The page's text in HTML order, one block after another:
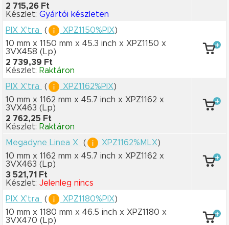
2 715,26 Ft
Készlet: Gyártói készleten
PIX X'tra
( XPZ1150%PIX)
10 mm x 1150 mm x 45.3 inch x XPZ1150 x
3VX458 (Lp)
2 739,39 Ft
Készlet: Raktáron
PIX X'tra
( XPZ1162%PIX)
10 mm x 1162 mm x 45.7 inch x XPZ1162 x
3VX463 (Lp)
2 762,25 Ft
Készlet: Raktáron
Megadyne Linea X
( XPZ1162%MLX)
10 mm x 1162 mm x 45.7 inch x XPZ1162 x
3VX463 (Lp)
3 521,71 Ft
Készlet: Jelenleg nincs
PIX X'tra
( XPZ1180%PIX)
10 mm x 1180 mm x 46.5 inch x XPZ1180 x
3VX470 (Lp)